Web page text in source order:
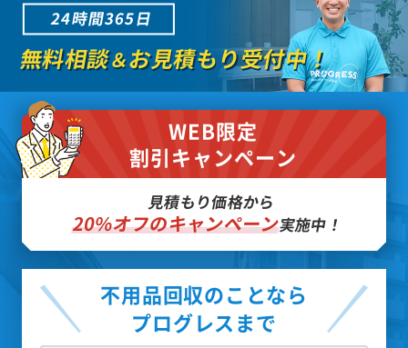
24時間365日
無料相談＆お見積もり受付中！
WEB限定
割引キャンペーン
見積もり価格から
20%オフのキャンペーン実施中！
不用品回収のことなら
プログレスまで